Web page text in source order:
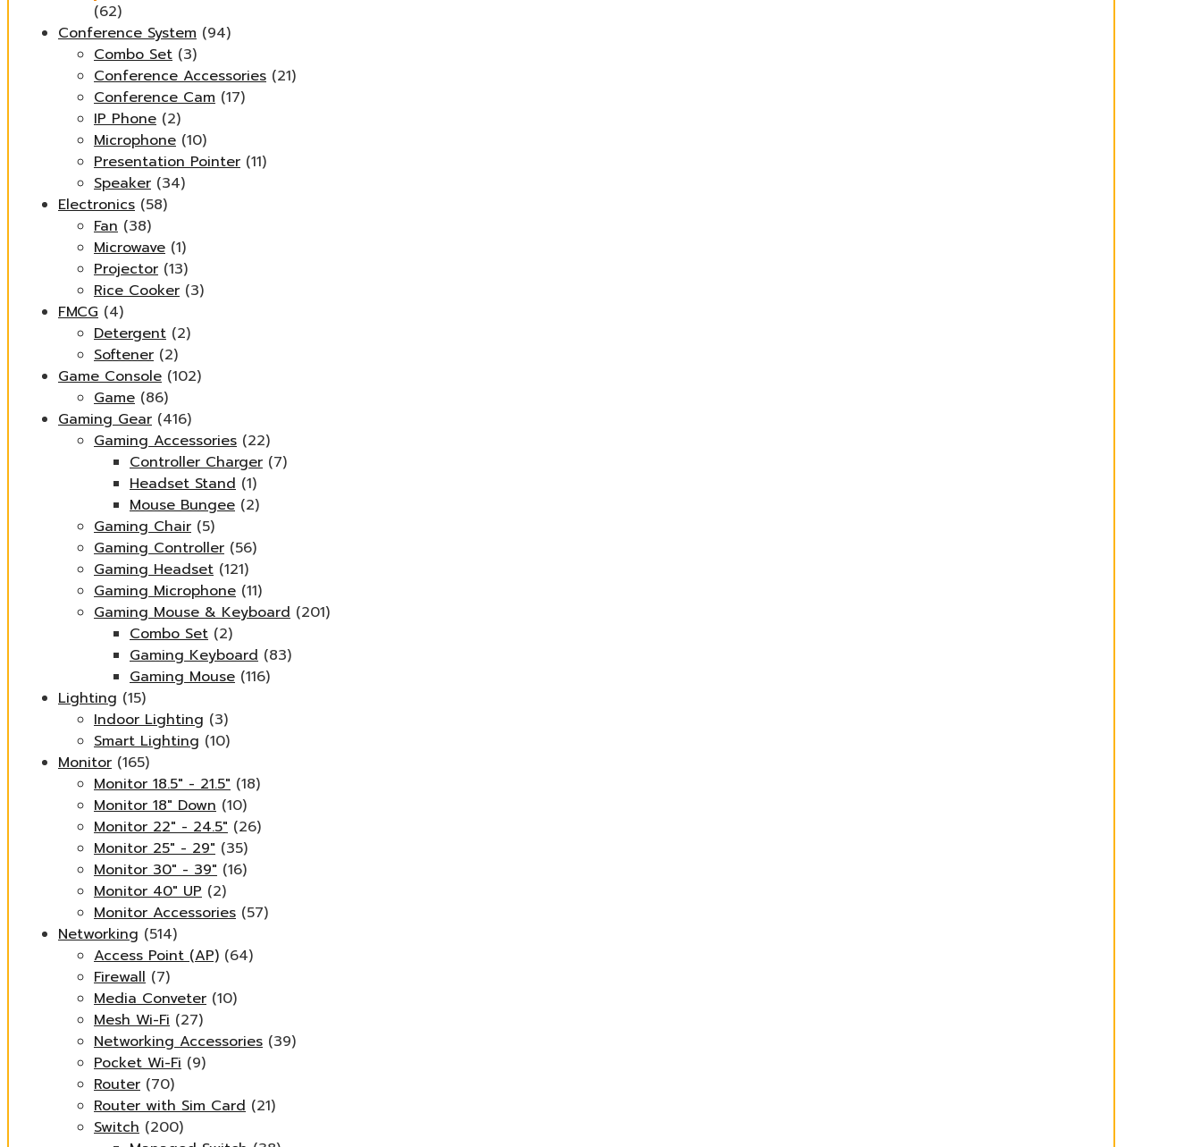
(62)
Conference System (94)
Combo Set (3)
Conference Accessories (21)
Conference Cam (17)
IP Phone (2)
Microphone (10)
Presentation Pointer (11)
Speaker (34)
Electronics (58)
Fan (38)
Microwave (1)
Projector (13)
Rice Cooker (3)
FMCG (4)
Detergent (2)
Softener (2)
Game Console (102)
Game (86)
Gaming Gear (416)
Gaming Accessories (22)
Controller Charger (7)
Headset Stand (1)
Mouse Bungee (2)
Gaming Chair (5)
Gaming Controller (56)
Gaming Headset (121)
Gaming Microphone (11)
Gaming Mouse & Keyboard (201)
Combo Set (2)
Gaming Keyboard (83)
Gaming Mouse (116)
Lighting (15)
Indoor Lighting (3)
Smart Lighting (10)
Monitor (165)
Monitor 18.5" - 21.5" (18)
Monitor 18" Down (10)
Monitor 22" - 24.5" (26)
Monitor 25" - 29" (35)
Monitor 30" - 39" (16)
Monitor 40" UP (2)
Monitor Accessories (57)
Networking (514)
Access Point (AP) (64)
Firewall (7)
Media Conveter (10)
Mesh Wi-Fi (27)
Networking Accessories (39)
Pocket Wi-Fi (9)
Router (70)
Router with Sim Card (21)
Switch (200)